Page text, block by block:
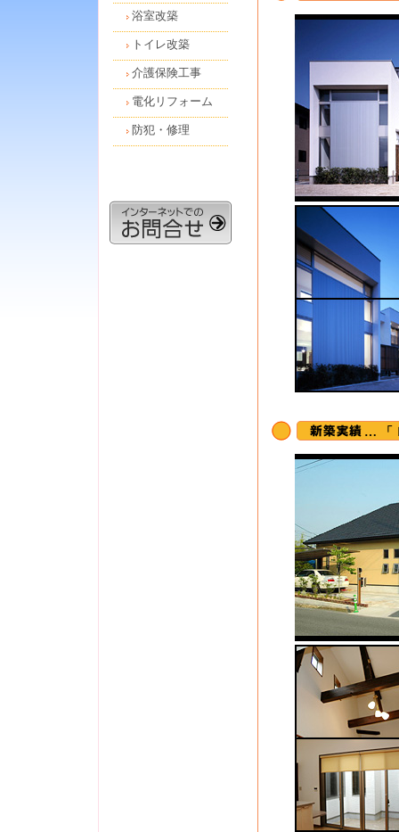
浴室改築
トイレ改築
介護保険工事
電化リフォーム
防犯・修理
… 「